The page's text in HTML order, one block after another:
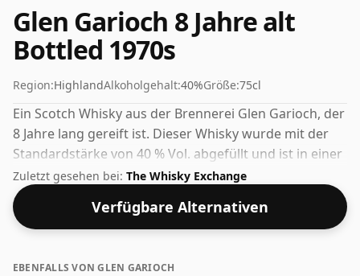
Glen Garioch 8 Jahre alt
Bottled 1970s
Region:HighlandAlkoholgehalt:40%Größe:75cl
Ein Scotch Whisky aus der Brennerei Glen Garioch, der
8 Jahre lang gereift ist. Dieser Whisky wurde mit der
Standardstärke von 40 % Vol. abgefüllt und ist in einer
75-cl-Flasche erhältlich.
Zuletzt gesehen bei: The Whisky Exchange
Verfügbare Alternativen
EBENFALLS VON GLEN GARIOCH